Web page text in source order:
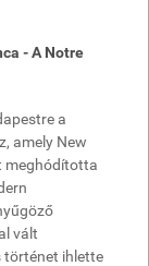
- A Notre
a
amely New
meghódította
vált
történet ihlette